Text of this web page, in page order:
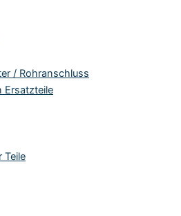
/ Rohranschluss
Ersatzteile
Teile